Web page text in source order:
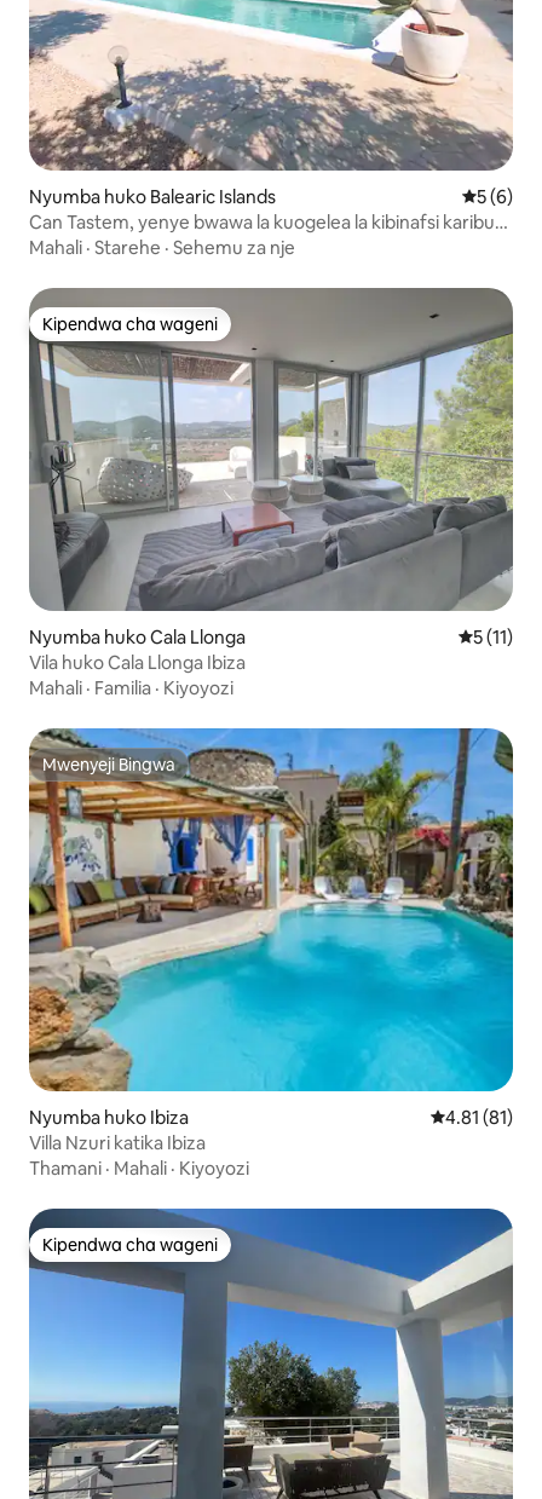
Nyumba huko Balearic Islands
5 (6)
Can Tastem, yenye bwawa la kuogelea la kibinafsi karibu
na Ibiza.
Mahali · Starehe · Sehemu za nje
Kipendwa cha wageni
Kipendwa cha wageni
Nyumba huko Cala Llonga Ukadiriaji
5 (11)
Vila huko Cala Llonga Ibiza
Mahali · Familia · Kiyoyozi
Mwenyeji Bingwa
Mwenyeji Bingwa
Nyumba huko Ibiza Ukadiriaji wa
4.81 (81)
Villa Nzuri katika Ibiza
Thamani · Mahali · Kiyoyozi
Kipendwa cha wageni
Kipendwa cha wageni